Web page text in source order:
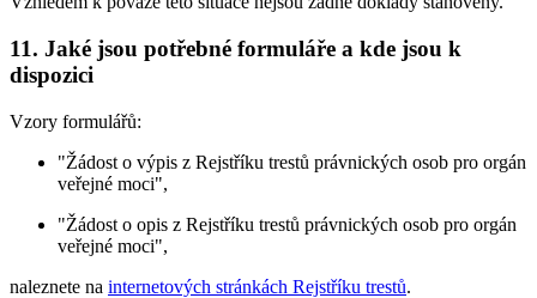
11. Jaké jsou potřebné formuláře a kde jsou k
dispozici
Vzory formulářů:
"Žádost o výpis z Rejstříku trestů právnických osob pro orgán
veřejné moci",
"Žádost o opis z Rejstříku trestů právnických osob pro orgán
veřejné moci",
naleznete na internetových stránkách Rejstříku trestů.